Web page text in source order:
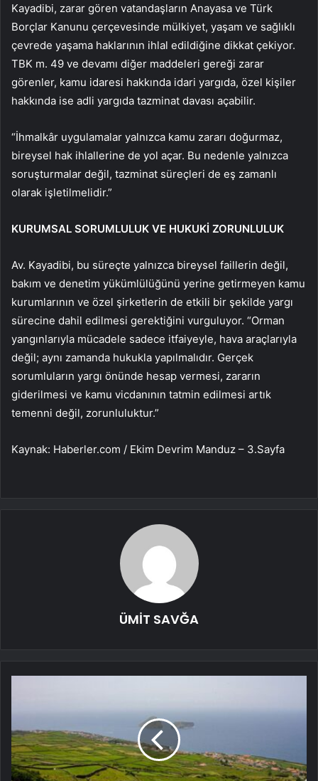
Kayadibi, zarar gören vatandaşların Anayasa ve Türk
Borçlar Kanunu çerçevesinde mülkiyet, yaşam ve sağlıklı
çevrede yaşama haklarının ihlal edildiğine dikkat çekiyor.
TBK m. 49 ve devamı diğer maddeleri gereği zarar
görenler, kamu idaresi hakkında idari yargıda, özel kişiler
hakkında ise adli yargıda tazminat davası açabilir.
“İhmalkâr uygulamalar yalnızca kamu zararı doğurmaz,
bireysel hak ihlallerine de yol açar. Bu nedenle yalnızca
soruşturmalar değil, tazminat süreçleri de eş zamanlı
olarak işletilmelidir.”
KURUMSAL SORUMLULUK VE HUKUKİ ZORUNLULUK
Av. Kayadibi, bu süreçte yalnızca bireysel faillerin değil,
bakım ve denetim yükümlülüğünü yerine getirmeyen kamu
kurumlarının ve özel şirketlerin de etkili bir şekilde yargı
sürecine dahil edilmesi gerektiğini vurguluyor. “Orman
yangınlarıyla mücadele sadece itfaiyeyle, hava araçlarıyla
değil; aynı zamanda hukukla yapılmalıdır. Gerçek
sorumluların yargı önünde hesap vermesi, zararın
giderilmesi ve kamu vicdanının tatmin edilmesi artık
temenni değil, zorunluluktur.”
Kaynak: Haberler.com / Ekim Devrim Manduz – 3.Sayfa
ÜMİT SAVĞA